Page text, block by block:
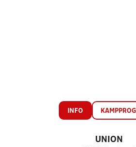
INFO
UNION